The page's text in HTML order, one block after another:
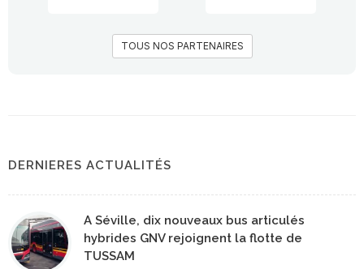
TOUS NOS PARTENAIRES
DERNIERES ACTUALITÉS
A Séville, dix nouveaux bus articulés
hybrides GNV rejoignent la flotte de
TUSSAM